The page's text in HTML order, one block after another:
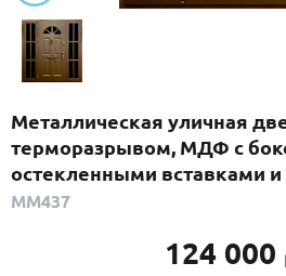
С реечным дизайном(29)
ПО НАЗНАЧЕНИЮ
Популярные двери
Металлическая уличная
терморазрывом, МДФ с
остекленными вставками
ММ437
124 000